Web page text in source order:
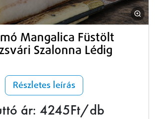
Mangalica Füstölt
Szalonna Lédig
Részletes leírás
ár: 4245Ft/db